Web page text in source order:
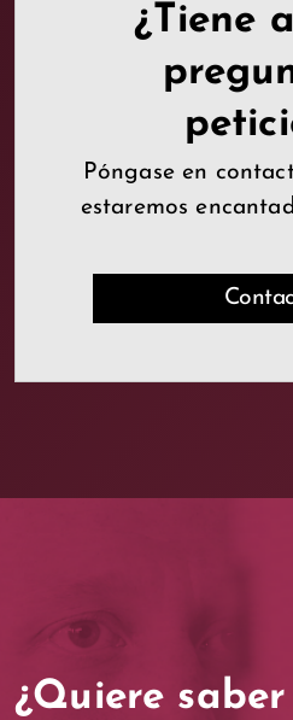
¿Tiene
Póngase en
estaremos
¿Quiere